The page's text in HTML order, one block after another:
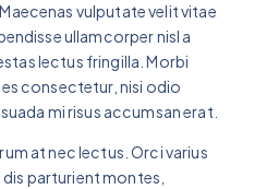
vulputate velit vitae
ullamcorper nisl a
lectus fringilla. Morbi
consectetur, nisi odio
mi risus accumsan erat.
at nec lectus. Orci varius
parturient montes,